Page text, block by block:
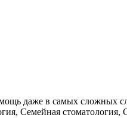
даже в самых сложных
Семейная стоматология,